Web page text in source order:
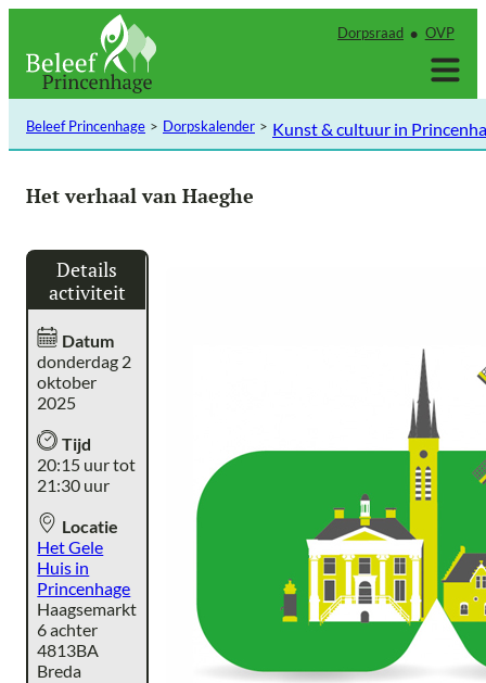
inhoud
Dorpsraad OVP
Beleef Princenhage Dorpskalender Kunst & cultuur in
Het verhaal van Haeghe
Details
activiteit
Datum
donderdag 2
oktober
2025
Tijd
20:15 uur tot
21:30 uur
Locatie
Het Gele
Huis in
Princenhage
Haagsemarkt
6 achter
4813BA
Breda